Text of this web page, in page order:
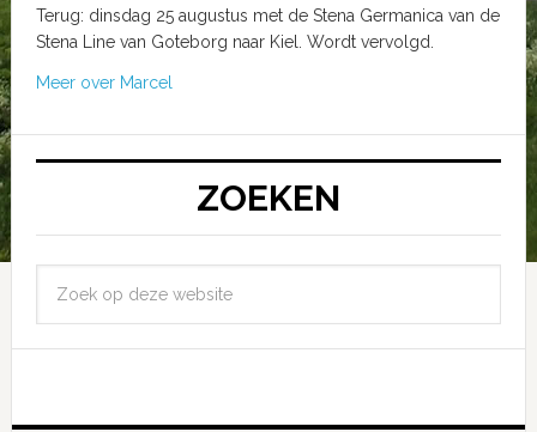
Terug: dinsdag 25 augustus met de Stena Germanica van de
Stena Line van Goteborg naar Kiel. Wordt vervolgd.
Meer over Marcel
ZOEKEN